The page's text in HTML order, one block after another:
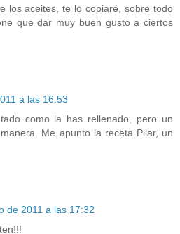
los aceites, te lo copiaré, sobre todo
que dar muy buen gusto a ciertos
a las 16:53
como la has rellenado, pero un
Me apunto la receta Pilar, un
de 2011 a las 17:32